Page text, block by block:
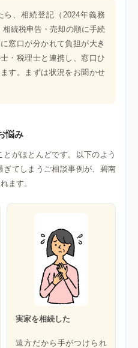
、相続登記（2024年義務
続税申告・売却の順に手続
窓口が分かれて負担が大き
・税理士と連携し、窓口ひ
す。まずは状況をお聞かせ
悩み
がほとんどです。以下のよう
てしまうご相談事例が、碧南
ます。
実家を相続した
遠方だから手がつけられ